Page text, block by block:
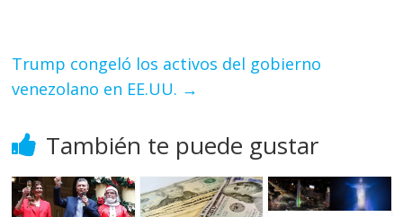
Trump congeló los activos del gobierno
venezolano en EE.UU. →
También te puede gustar